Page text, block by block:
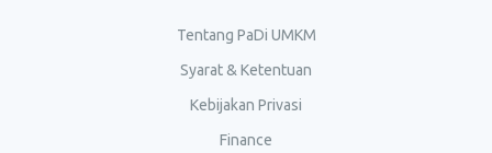
Tentang PaDi UMKM
Syarat & Ketentuan
Kebijakan Privasi
Finance